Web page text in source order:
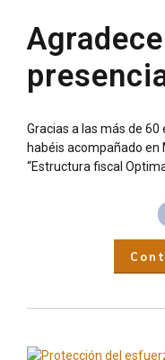
Gracias a las más de
habéis acompañado en
“Estructura fiscal